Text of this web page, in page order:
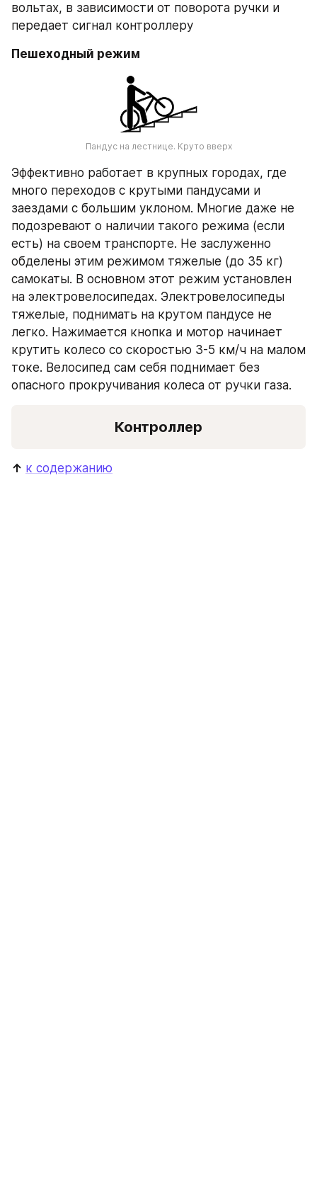
вольтах, в зависимости от поворота ручки и
передает сигнал контроллеру
Пешеходный режим
Пандус на лестнице. Круто вверх
Эффективно работает в крупных городах, где
много переходов с крутыми пандусами и
заездами с большим уклоном. Многие даже не
подозревают о наличии такого режима (если
есть) на своем транспорте. Не заслуженно
обделены этим режимом тяжелые (до 35 кг)
самокаты. В основном этот режим установлен
на электровелосипедах. Электровелосипеды
тяжелые, поднимать на крутом пандусе не
легко. Нажимается кнопка и мотор начинает
крутить колесо со скоростью 3-5 км/ч на малом
токе. Велосипед сам себя поднимает без
опасного прокручивания колеса от ручки газа.
Контроллер
↑ к содержанию